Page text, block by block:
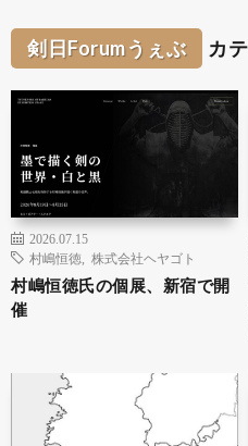
剣日Forumうぇぶ カ
2026.07.15
村嶋恒徳
株式会社ヘヤゴト
村嶋恒徳氏の個展、新宿で開
催